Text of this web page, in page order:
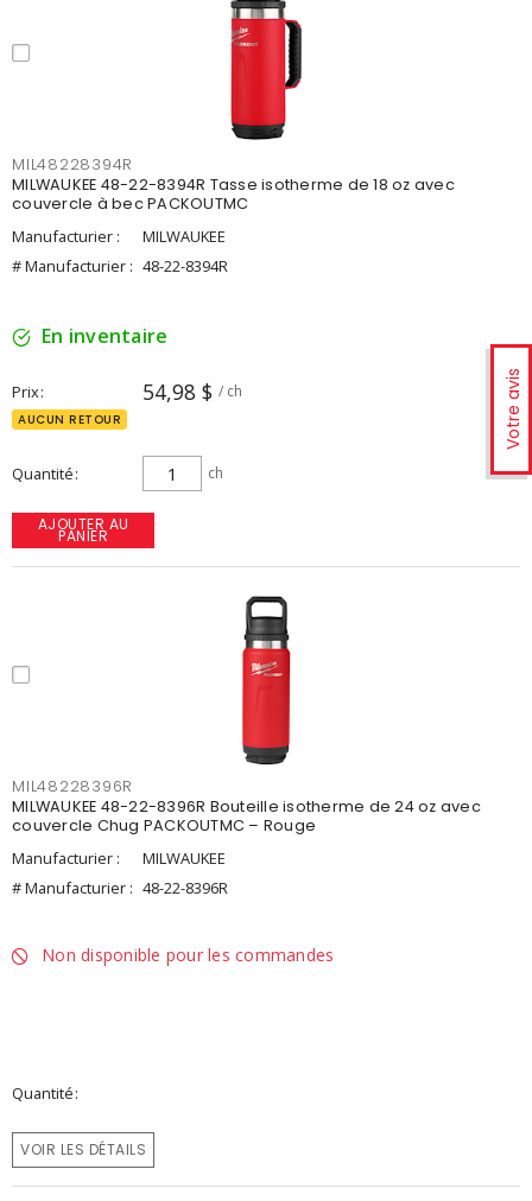
Votre avis
MIL48228394R
MILWAUKEE 48-22-8394R Tasse isotherme de 18 oz avec
couvercle à bec PACKOUTMC
Manufacturier :
MILWAUKEE
# Manufacturier : 48-22-8394R
En inventaire
Prix 54,98 $ / ch
AUCUN RETOUR
Quantité ch
AJOUTER AU
PANIER
MIL48228396R
MILWAUKEE 48-22-8396R Bouteille isotherme de 24 oz avec
couvercle Chug PACKOUTMC – Rouge
Manufacturier :
MILWAUKEE
# Manufacturier : 48-22-8396R
Non disponible pour les commandes
Quantité
VOIR LES DÉTAILS